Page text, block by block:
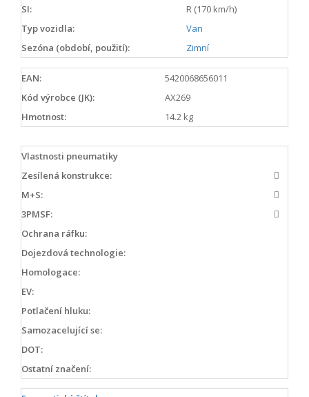
SI:
R (170 km/h)
Typ vozidla:
Van
Sezóna (období, použití):
Zimní
EAN:
5420068656011
Kód výrobce (JK):
AX269
Hmotnost:
14.2 kg
Vlastnosti pneumatiky
Zesílená konstrukce:
M+S:
3PMSF:
Ochrana ráfku:
Dojezdová technologie:
Homologace:
EV:
Potlačení hluku:
Samozacelující se:
DOT:
Ostatní značení: